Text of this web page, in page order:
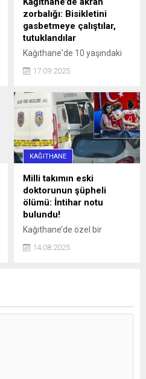
zorbalığı: Bisikletini
gasbetmeye çalıştılar,
tutuklandılar
Kağıthane'de 10 yaşındaki
çocuğun bisikletini
gasbetmeye çalışan 16 ve
darbettikleri gerekçesiyle
tutuklandı.
17.09.2025
KAĞITHANE
Milli takımın eski
doktorunun şüpheli
ölümü: İntihar notu
bulundu!
Kağıthane’de özel bir
olarak görev yapan doktor
14.08.2025